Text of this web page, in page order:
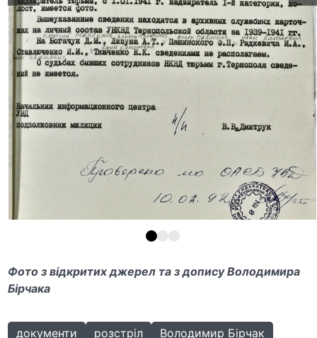
Фото з відкритих джерел та з допису Володимира
Бірчака
документи розстріл
Володимир Бірчак